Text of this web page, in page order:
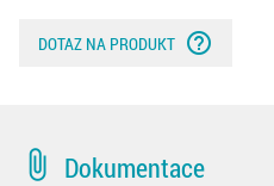
DOTAZ NA PRODUKT help_outline
attach_file Dokumentace